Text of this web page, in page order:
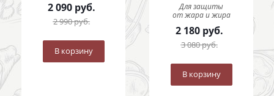
2 090руб.
2 990руб.
В корзину
Для защиты
от жара и жира
2 180руб.
3 080руб.
В корзину